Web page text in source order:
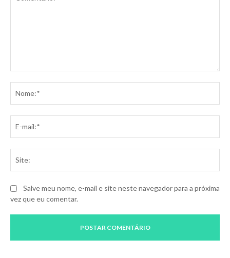
Salve meu nome, e-mail e site neste navegador para a próxima
vez que eu comentar.